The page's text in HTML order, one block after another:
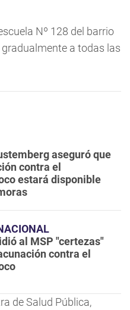
Nº 128 del barrio
a todas las
aseguró que
contra el
estará disponible
al MSP "certezas"
contra el
de Salud Pública,